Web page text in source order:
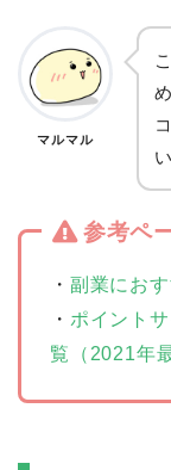
マルマル
参考ペ
・ 副業にお
・ ポイント
覧（2021年